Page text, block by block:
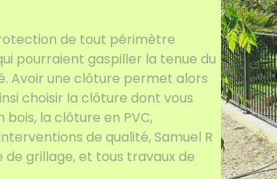
de tout périmètre
pourraient gaspiller la tenue du
Avoir une clôture permet alors
choisir la clôture dont vous
la clôture en PVC,
de qualité, Samuel R
grillage, et tous travaux de